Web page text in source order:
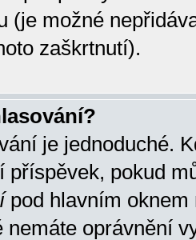
(je možné
zaškrtnutí).
je jednoduché.
příspěvek, pokud
pod hlavním oknem
nemáte oprávnění